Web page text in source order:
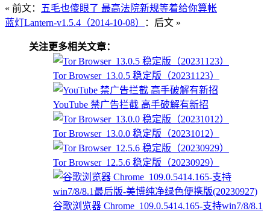
« 前文：
五毛也傻眼了 最高法院新规等着给你算帐
蓝灯Lantern-v1.5.4（2014-10-08）
：后文 »
关注更多相关文章：
Tor Browser_13.0.5 稳定版（20231123）
YouTube 禁广告拦截 高手破解有新招
Tor Browser_13.0.0 稳定版（20231012）
Tor Browser_12.5.6 稳定版（20230929）
谷歌浏览器 Chrome_109.0.5414.165-支持win7/8/8.1